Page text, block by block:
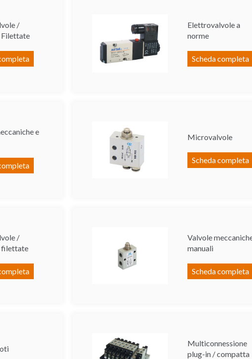
/
Filettate
Elettrovalvole a
norme
Scheda completa
e
Microvalvole
Scheda completa
/
filettate
Valvole
manuali
Scheda completa
Multiconnessione
plug-in / compatta